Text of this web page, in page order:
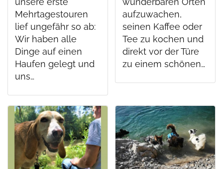
Mehrtagestouren
lief ungefähr so ab:
Wir haben alle
Dinge auf einen
Haufen gelegt und
uns…
aufzuwachen,
seinen Kaffee oder
Tee zu kochen und
direkt vor der Türe
zu einem schönen…